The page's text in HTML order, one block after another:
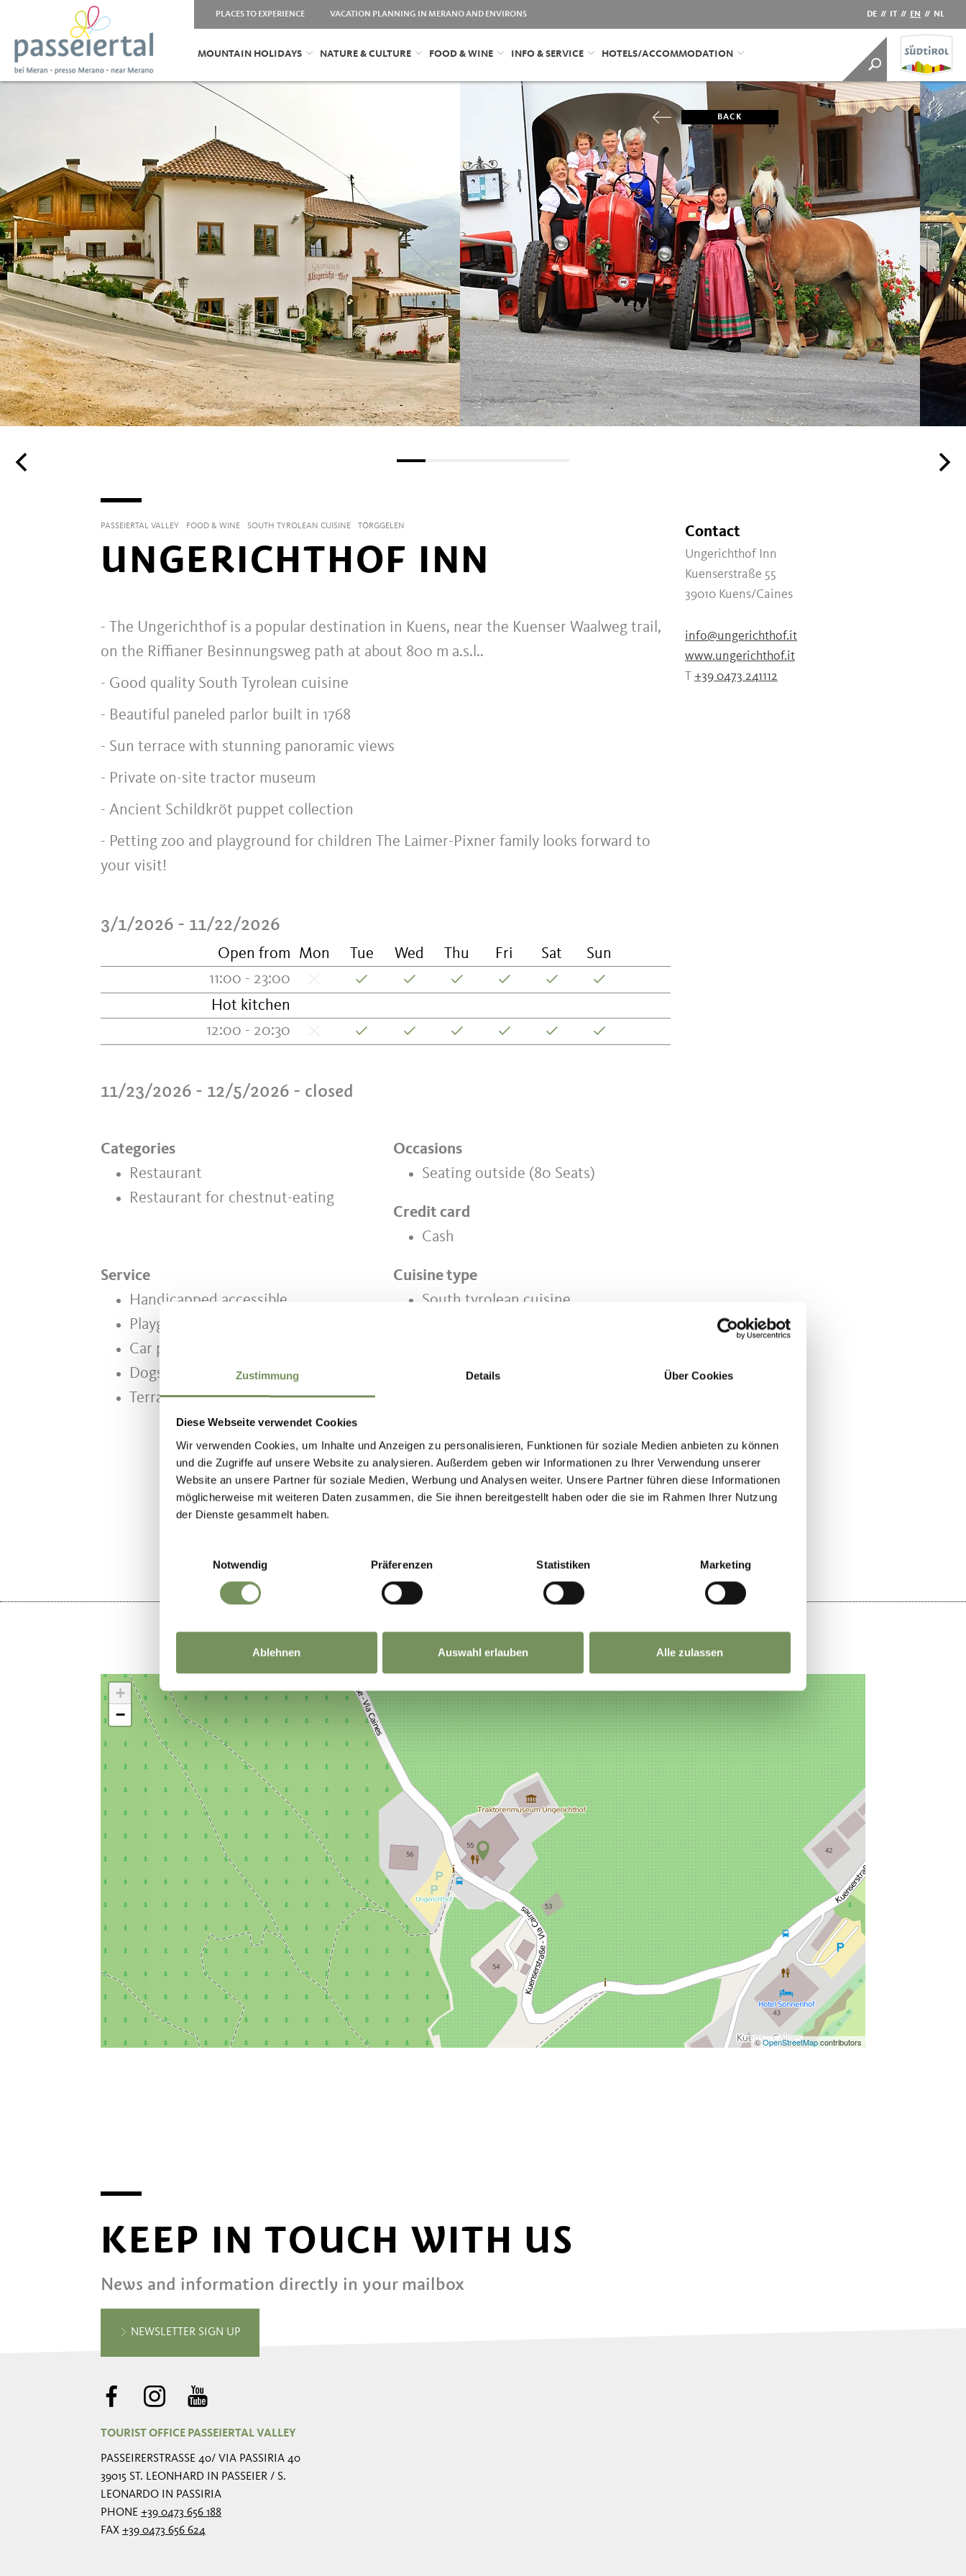
Zustimmung Details Über Cookies
Diese Webseite verwendet Cookies
Wir verwenden Cookies, um Inhalte und Anzeigen zu personalisieren, Funktionen für soziale Medien anbieten zu können
und die Zugriffe auf unsere Website zu analysieren. Außerdem geben wir Informationen zu Ihrer Verwendung unserer
Website an unsere Partner für soziale Medien, Werbung und Analysen weiter. Unsere Partner führen diese Informationen
möglicherweise mit weiteren Daten zusammen, die Sie ihnen bereitgestellt haben oder die sie im Rahmen Ihrer Nutzung
der Dienste gesammelt haben.
Notwendig
Präferenzen Statistiken Marketing
Ablehnen Auswahl erlauben Alle zulassen
PLACES TO EXPERIENCE VACATION PLANNING IN MERANO AND ENVIRONS DE // IT // EN // NL
MOUNTAIN HOLIDAYS NATURE & CULTURE FOOD & WINE INFO & SERVICE HOTELS/ACCOMMODATION
BACK
PASSEIERTAL VALLEY FOOD & WINE SOUTH TYROLEAN CUISINE TÖRGGELEN
UNGERICHTHOF INN
- The Ungerichthof is a popular destination in Kuens, near the Kuenser Waalweg trail,
on the Riffianer Besinnungsweg path at about 800 m a.s.l..
- Good quality South Tyrolean cuisine
- Beautiful paneled parlor built in 1768
- Sun terrace with stunning panoramic views
- Private on-site tractor museum
- Ancient Schildkröt puppet collection
- Petting zoo and playground for children The Laimer-Pixner family looks forward to
your visit!
3/1/2026 - 11/22/2026
Open from Mon Tue Wed Thu Fri Sat
Sun
11:00 - 23:00
Hot kitchen
12:00 - 20:30
11/23/2026 - 12/5/2026 - closed
Categories
Restaurant
Restaurant for chestnut-eating
Occasions
Seating outside (80 Seats)
Credit card
Cash
Service
Handicapped accessible
Playground
Car parks
Dogs allowed
Terrace
Cuisine type
South tyrolean cuisine
Contact
Ungerichthof Inn
Kuenserstraße 55
39010 Kuens/Caines
info@ungerichthof.it
www.ungerichthof.it
T +39 0473 241112
DID YOU FIND THIS CONTENT HELPFUL?
+
−
©OpenStreetMapcontributors
KEEP IN TOUCH WITH US
News and information directly in your mailbox
NEWSLETTER SIGN UP
TOURIST OFFICE PASSEIERTAL VALLEY
PASSEIRERSTRASSE 40/ VIA PASSIRIA 40
39015 ST. LEONHARD IN PASSEIER / S.
LEONARDO IN PASSIRIA
PHONE +39 0473 656 188
FAX +39 0473 656 624